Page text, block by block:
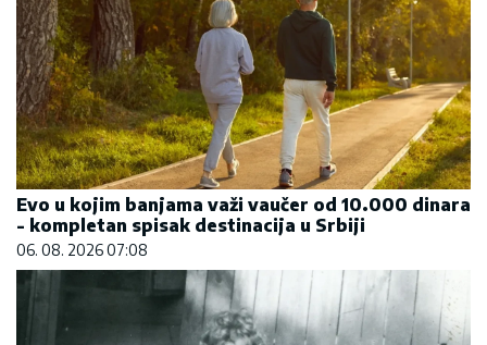
Evo u kojim banjama važi vaučer od 10.000 dinara
- kompletan spisak destinacija u Srbiji
06. 08. 2026 07:08